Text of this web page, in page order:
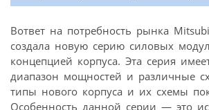
Вответ на потребность рынка
создала новую серию силовых
концепцией корпуса. Эта серия
диапазон мощностей и различные
типы нового корпуса и их схемы
Особенность данной серии — это